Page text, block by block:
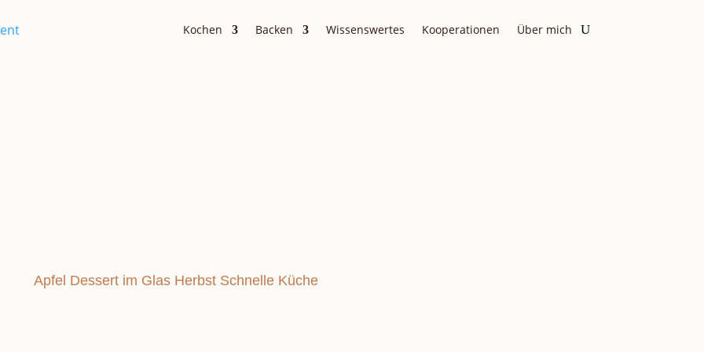
Kochen Backen Wissenswertes Kooperationen Über mich
Apfel Dessert im Glas Herbst Schnelle Küche